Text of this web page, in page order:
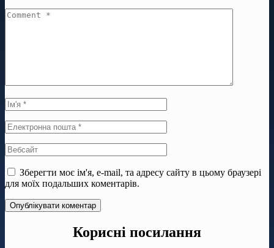
Зберегти моє ім'я, e-mail, та адресу сайту в цьому браузері
для моїх подальших коментарів.
Корисні посилання